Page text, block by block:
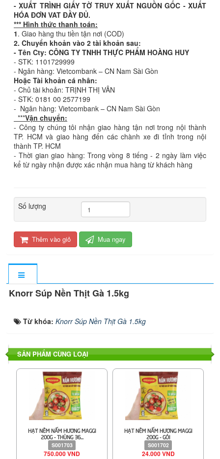
-XUẤT TRÌNH GIẤY TỜ TRUY XUẤT NGUỒN GỐC - XUẤT
HÓA ĐƠN VAT ĐẦY ĐỦ.
*** Hình thức thanh toán:
1. Giao hàng thu tiền tận nơi (COD)
2. Chuyển khoản vào 2 tài khoản sau:
- Tên Cty: CÔNG TY TNHH THỰC PHẨM HOÀNG HUY
- STK: 1101729999
- Ngân hàng: Vietcombank – CN Nam Sài Gòn
Hoặc Tài khoản cá nhân:
- Chủ tài khoản: TRỊNH THỊ VÂN
- STK: 0181 00 2577199
- Ngân hàng: Vietcombank – CN Nam Sài Gòn
***Vận chuyển:
- Công ty chúng tôi nhận giao hàng tận nơi trong nội thành
TP. HCM và giao hàng đến các chành xe đi tỉnh trong nội
thành TP. HCM
- Thời gian giao hàng: Trong vòng 8 tiếng - 2 ngày làm việc
kể từ ngày nhận được xác nhận mua hàng từ khách hàng
Số lượng
Thêm vào giỏ Mua ngay
Knorr Súp Nền Thịt Gà 1.5kg
Từ khóa: Knorr Súp Nền Thịt Gà 1.5kg
SẢN PHẨM CÙNG LOẠI
HẠT NÊM NẤM HƯƠNG MAGGI
200G - THÙNG 36...
S001703
750.000 VND
HẠT NÊM NẤM HƯƠNG MAGGI
200G - GÓI
S001702
24.000 VND